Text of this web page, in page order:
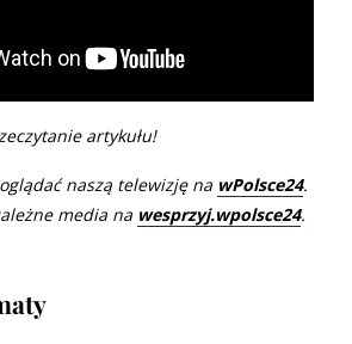
artykułu!
naszą telewizję na wPolsce24.
media na wesprzyj.wpolsce24.